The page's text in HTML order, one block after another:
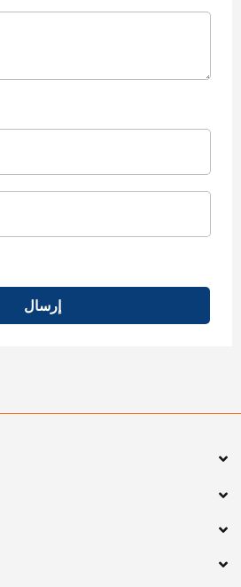
إرسال